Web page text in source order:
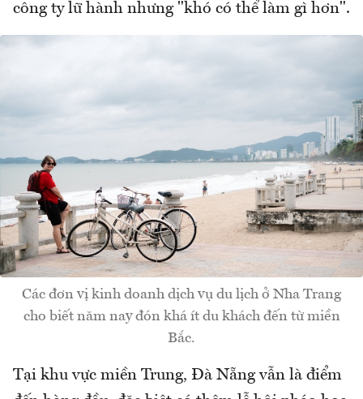
công ty lữ hành nhưng "khó có thể làm gì hơn".
Các đơn vị kinh doanh dịch vụ du lịch ở Nha Trang
cho biết năm nay đón khá ít du khách đến từ miền
Bắc.
Tại khu vực miền Trung, Đà Nẵng vẫn là điểm